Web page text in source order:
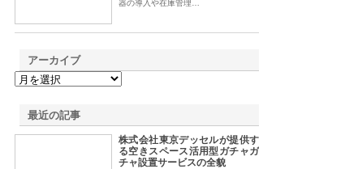
器の導入や在庫管理…
アーカイブ
最近の記事
株式会社東京デッセルが提供す
る空きスペース活用型ガチャガ
チャ設置サービスの全貌